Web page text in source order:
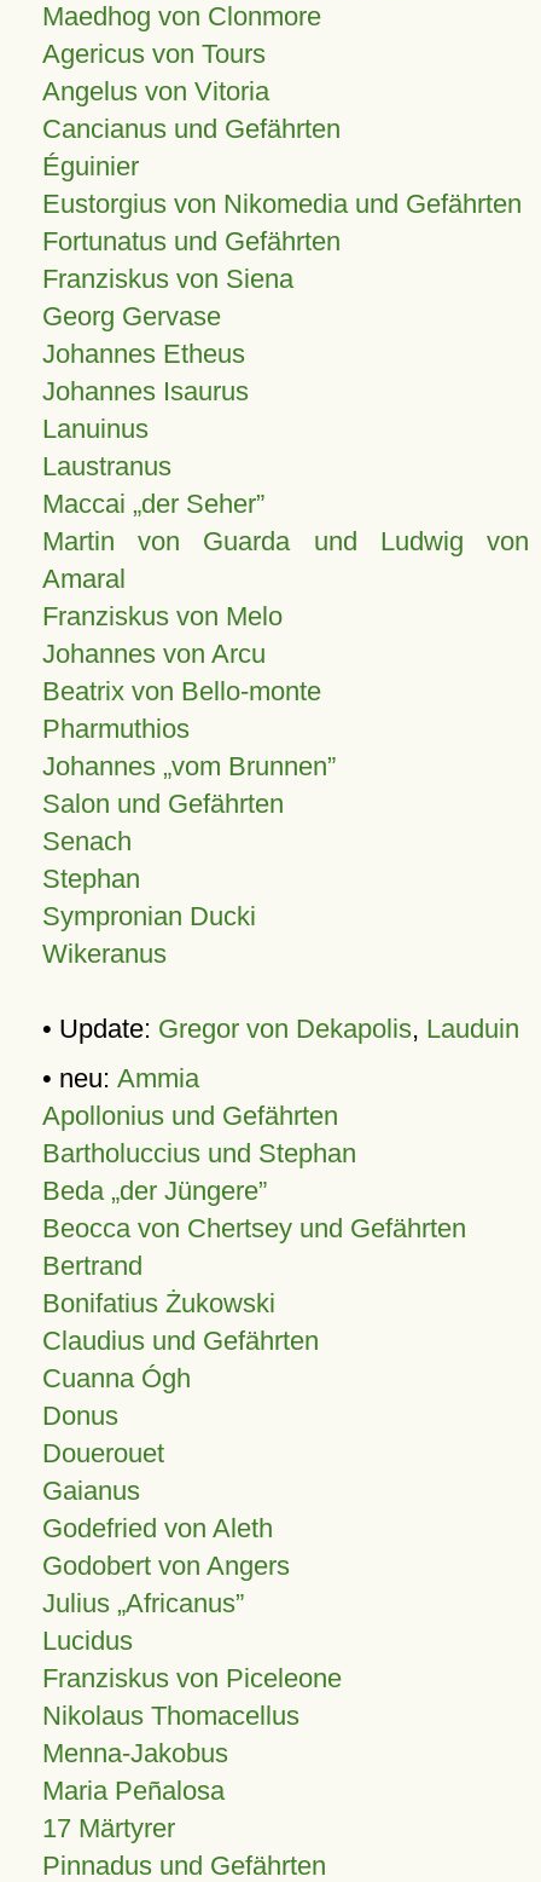
Maedhog von Clonmore
Agericus von Tours
Angelus von Vitoria
Cancianus und Gefährten
Éguinier
Eustorgius von Nikomedia und Gefährten
Fortunatus und Gefährten
Franziskus von Siena
Georg Gervase
Johannes Etheus
Johannes Isaurus
Lanuinus
Laustranus
Maccai „der Seher”
Martin von Guarda und Ludwig von
Amaral
Franziskus von Melo
Johannes von Arcu
Beatrix von Bello-monte
Pharmuthios
Johannes vom Brunnen
Salon und Gefährten
Senach
Stephan
Sympronian Ducki
Wikeranus
• Update: Gregor von Dekapolis, Lauduin
• neu: Ammia
Apollonius und Gefährten
Bartholuccius und Stephan
Beda „der Jüngere”
Beocca von Chertsey und Gefährten
Bertrand
Bonifatius Żukowski
Claudius und Gefährten
Cuanna Ógh
Donus
Douerouet
Gaianus
Godefried von Aleth
Godobert von Angers
Julius Africanus
Lucidus
Franziskus von Piceleone
Nikolaus Thomacellus
Menna-Jakobus
Maria Peñalosa
17 Märtyrer
Pinnadus und Gefährten